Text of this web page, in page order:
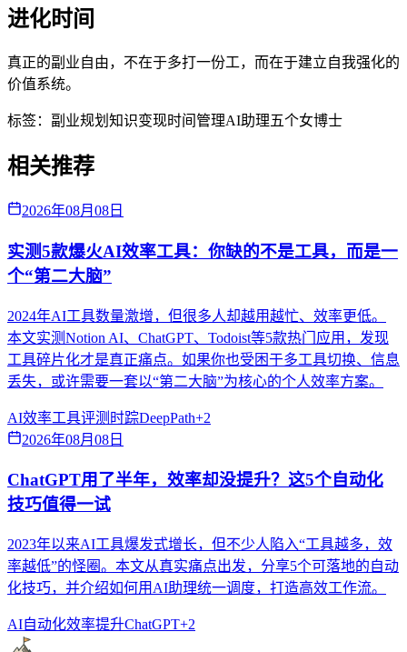
进化时间
真正的副业自由，不在于多打一份工，而在于建立自我强化的
价值系统。
标签： 副业规划 知识变现时间管理AI助理五个女博士
相关推荐
2026年08月08日
实测5款爆火AI效率工具：你缺的不是工具，而是一
个“第二大脑”
2024年AI工具数量激增，但很多人却越用越忙、效率更低。
本文实测Notion AI、ChatGPT、Todoist等5款热门应用，发现
工具碎片化才是真正痛点。如果你也受困于多工具切换、信息
丢失，或许需要一套以“第二大脑”为核心的个人效率方案。
AI效率工具评测 时踪DeepPath+2
2026年08月08日
ChatGPT用了半年，效率却没提升？这5个自动化
技巧值得一试
2023年以来AI工具爆发式增长，但不少人陷入“工具越多，效
率越低”的怪圈。本文从真实痛点出发，分享5个可落地的自动
化技巧，并介绍如何用AI助理统一调度，打造高效工作流。
AI自动化效率提升ChatGPT+2